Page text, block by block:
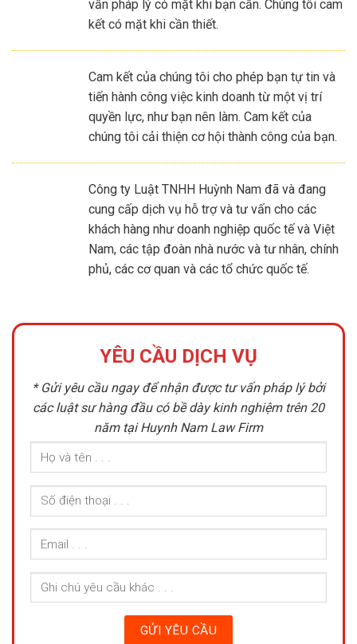
vấn pháp lý có mặt khi bạn cần. Chúng tôi cam
kết có mặt khi cần thiết.
Cam kết của chúng tôi cho phép bạn tự tin và
tiến hành công việc kinh doanh từ một vị trí
quyền lực, như bạn nên làm. Cam kết của
chúng tôi cải thiện cơ hội thành công của bạn.
Công ty Luật TNHH Huỳnh Nam đã và đang
cung cấp dịch vụ hỗ trợ và tư vấn cho các
khách hàng như doanh nghiệp quốc tế và Việt
Nam, các tập đoàn nhà nước và tư nhân, chính
phủ, các cơ quan và các tổ chức quốc tế.
YÊU CẦU DỊCH VỤ
* Gửi yêu cầu ngay để nhận được tư vấn pháp lý bởi
các luật sư hàng đầu có bề dày kinh nghiệm trên 20
năm tại Huynh Nam Law Firm